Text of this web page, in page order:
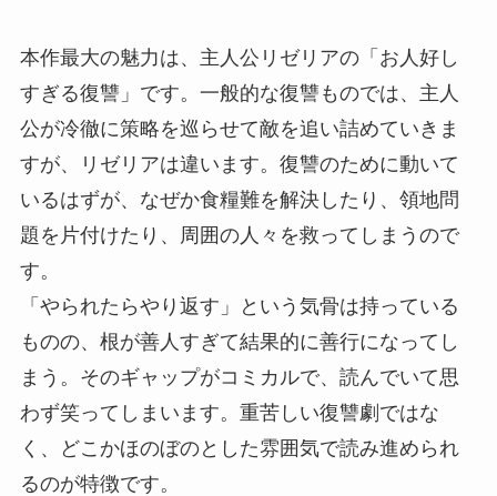
本作最大の魅力は、主人公リゼリアの「お人好し
すぎる復讐」です。一般的な復讐ものでは、主人
公が冷徹に策略を巡らせて敵を追い詰めていきま
すが、リゼリアは違います。復讐のために動いて
いるはずが、なぜか食糧難を解決したり、領地問
題を片付けたり、周囲の人々を救ってしまうので
す。
「やられたらやり返す」という気骨は持っている
ものの、根が善人すぎて結果的に善行になってし
まう。そのギャップがコミカルで、読んでいて思
わず笑ってしまいます。重苦しい復讐劇ではな
く、どこかほのぼのとした雰囲気で読み進められ
るのが特徴です。